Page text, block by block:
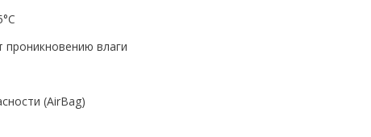
проникновению влаги
(AirBag)